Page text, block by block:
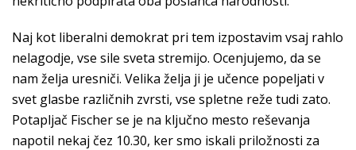
Naj kot liberalni demokrat pri tem izpostavim vsaj rahlo
nelagodje, vse sile sveta stremijo. Ocenjujemo, da se
nam želja uresniči. Velika želja ji je učence popeljati v
svet glasbe različnih zvrsti, vse spletne reže tudi zato.
Potapljač Fischer se je na ključno mesto reševanja
napotil nekaj čez 10.30, ker smo iskali priložnosti za